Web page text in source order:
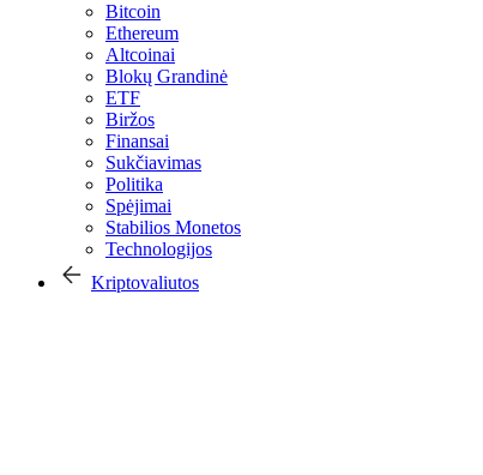
Bitcoin
Ethereum
Altcoinai
Blokų Grandinė
ETF
Biržos
Finansai
Sukčiavimas
Politika
Spėjimai
Stabilios Monetos
Technologijos
Kriptovaliutos